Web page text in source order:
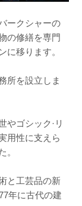
ークシャーの
の修繕を専門
に移ります。
所を設立しま
やゴシック·リ
用性に支えら
。
と工芸品の新
年に古代の建